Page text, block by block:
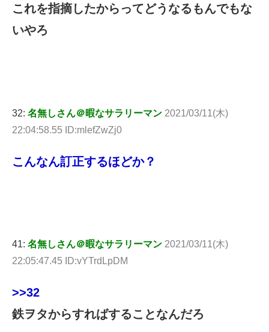
これを指摘したからってどうなるもんでもな
いやろ
32: 名無しさん＠暇なサラリーマン 2021/03/11(木)
22:04:58.55 ID:mlefZwZj0
こんなん訂正するほどか？
41: 名無しさん＠暇なサラリーマン 2021/03/11(木)
22:05:47.45 ID:vYTrdLpDM
>>32
鉄ヲタからすればすることなんだろ